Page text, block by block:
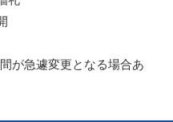
が急遽変更となる場合あ